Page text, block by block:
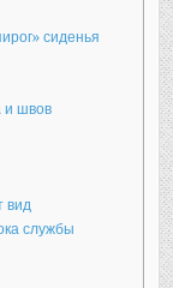
сиденья
и швов
вид
службы